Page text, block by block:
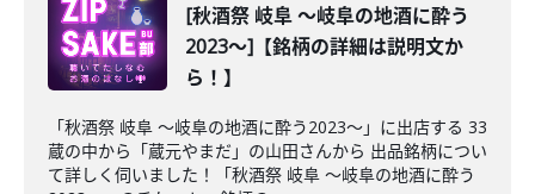
[秋酒祭 岐阜 ～岐阜の地酒に酔う
2023～]【銘柄の詳細は説明文か
ら！】
「秋酒祭 岐阜 ～岐阜の地酒に酔う2023～」に出店する 33
蔵の中から「蔵元やまだ」の山田さんから 出品銘柄につい
て詳しく伺いました！「秋酒祭 岐阜 ～岐阜の地酒に酔う